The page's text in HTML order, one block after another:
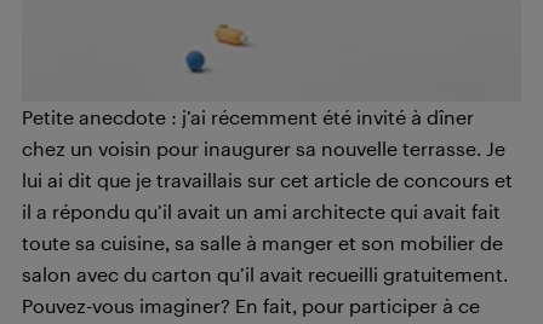
Petite anecdote : j’ai récemment été invité à dîner
chez un voisin pour inaugurer sa nouvelle terrasse. Je
lui ai dit que je travaillais sur cet article de concours et
il a répondu qu’il avait un ami architecte qui avait fait
toute sa cuisine, sa salle à manger et son mobilier de
salon avec du carton qu’il avait recueilli gratuitement.
Pouvez-vous imaginer? En fait, pour participer à ce